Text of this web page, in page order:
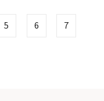
5 6
7